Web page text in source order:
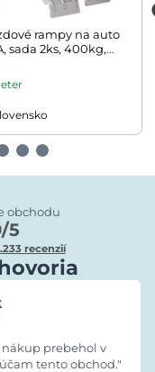
rampy na auto
sada 2ks, 400kg,
obchodu
5
recenzií
prebehol v
tento obchod."